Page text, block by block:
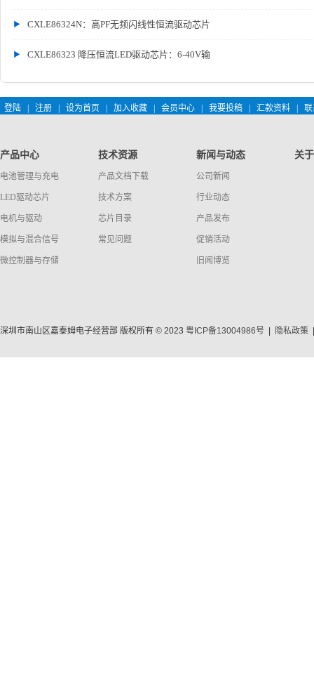
CXLE86324N：高PF无频闪线性恒流驱动芯片
CXLE86323 降压恒流LED驱动芯片：6-40V输
登陆 注册 设为首页 加入收藏 会员中心 我要投稿 汇款资料
产品中心
电池管理与充电
LED驱动芯片
电机与驱动
模拟与混合信号
微控制器与存储
技术资源
产品文档下载
技术方案
芯片目录
常见问题
新闻与动态
公司新闻
行业动态
产品发布
促销活动
旧闻博览
关
深圳市南山区嘉泰姆电子经营部 版权所有 © 2023 粤ICP备13004986号 隐私政策